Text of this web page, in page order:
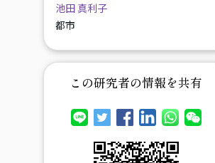
池田 真利子
都市
この研究者の情報を共有